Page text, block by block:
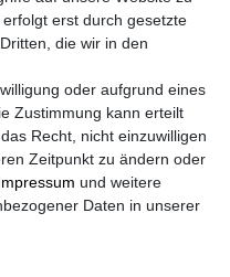
erst durch gesetzte
die wir in den
oder aufgrund eines
Zustimmung kann erteilt
Recht, nicht einzuwilligen
Zeitpunkt zu ändern oder
und weitere
Daten in unserer